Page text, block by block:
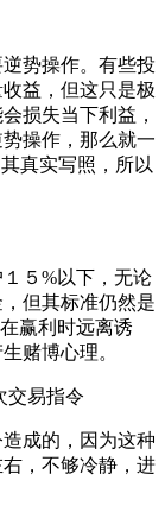
势操作。有些投
益，但这只是极
损失当下利益，
操作，那么就一
真实写照，所以
５%以下，无论
但其标准仍然是
赢利时远离诱
赌博心理。
交易指令
成的，因为这种
，不够冷静，进